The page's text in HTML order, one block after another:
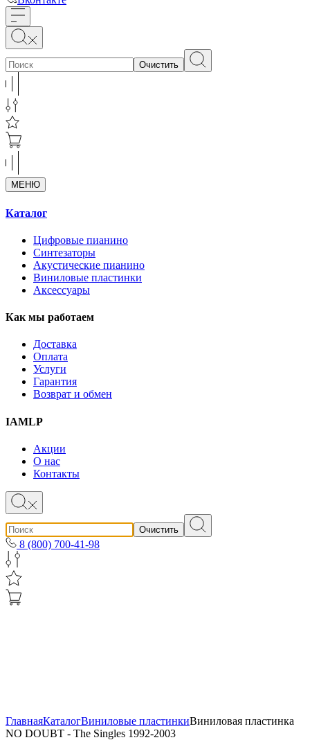
Очистить
МЕНЮ
Каталог
Цифровые пианино
Синтезаторы
Акустические пианино
Виниловые пластинки
Аксессуары
Как мы работаем
Доставка
Оплата
Услуги
Гарантия
Возврат и обмен
IAMLP
Акции
О нас
Контакты
Очистить
8 (800) 700-41-98
ГлавнаяКаталогВиниловые пластинкиВиниловая пластинка
NO DOUBT - The Singles 1992-2003